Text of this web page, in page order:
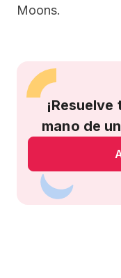
Moons.
mano de